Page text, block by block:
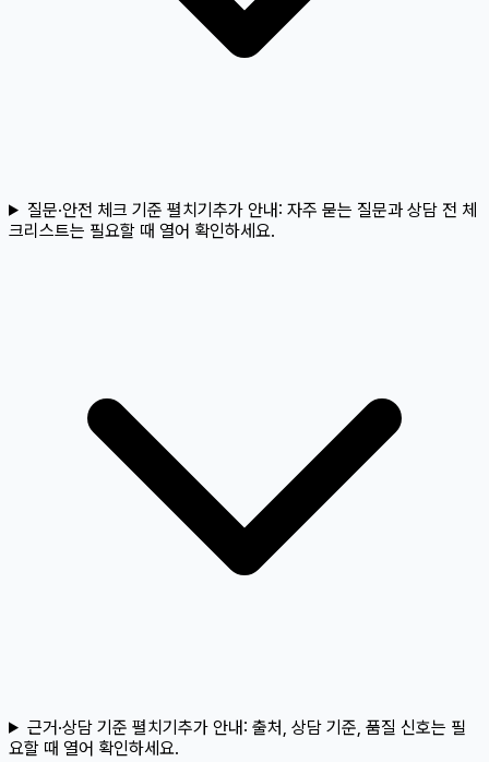
질문·안전 체크 기준 펼치기추가 안내: 자주 묻는 질문과 상담 전 체
크리스트는 필요할 때 열어 확인하세요.
근거·상담 기준 펼치기추가 안내: 출처, 상담 기준, 품질 신호는 필
요할 때 열어 확인하세요.